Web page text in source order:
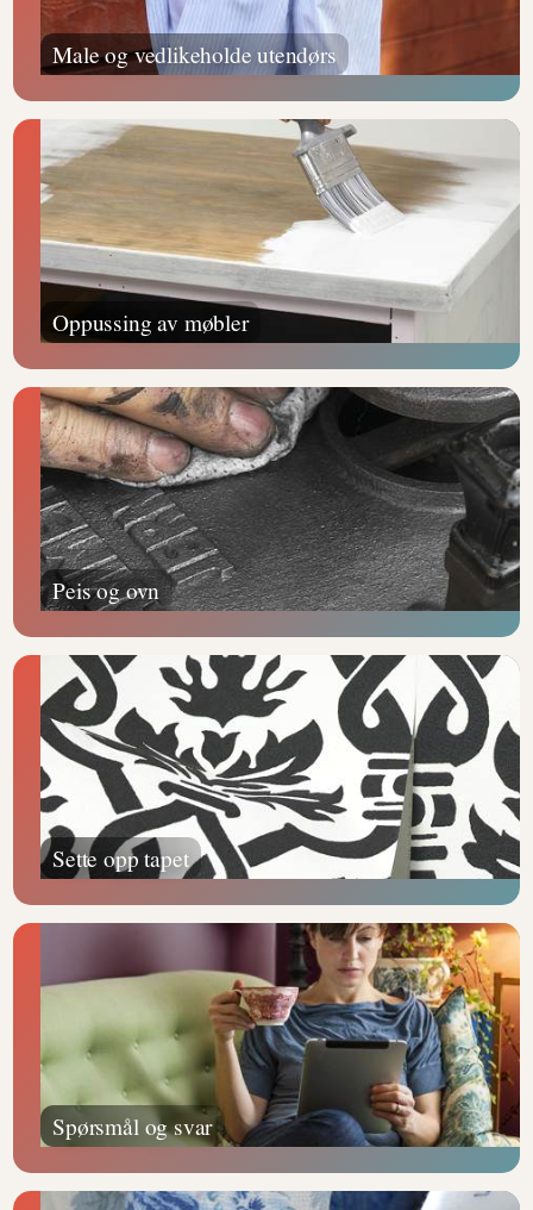
Male og vedlikeholde utendørs
Oppussing av møbler
Peis og ovn
Sette opp tapet
Spørsmål og svar